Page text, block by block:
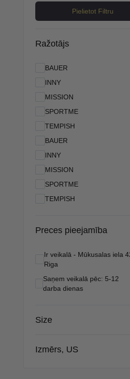
Pielietot Filtru
Ražotājs
BAUER
INNY
MISSION
SPORTME
TEMPISH
BAUER
INNY
MISSION
SPORTME
TEMPISH
Preces pieejamība
Ir veikalā - Mūkusalas iela
Riga
Saņem veikalā pēc: 5-12
darba dienas
Size
Izmērs, US